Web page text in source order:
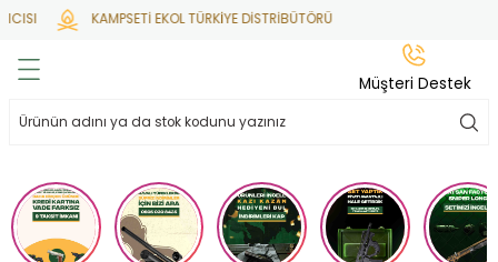
KAMPSETİ EKOL TÜRKİYE DİSTRİBÜTÖRÜ
Geri Dön
Geri Dön
Geri Dön
Geri Dön
Geri Dön